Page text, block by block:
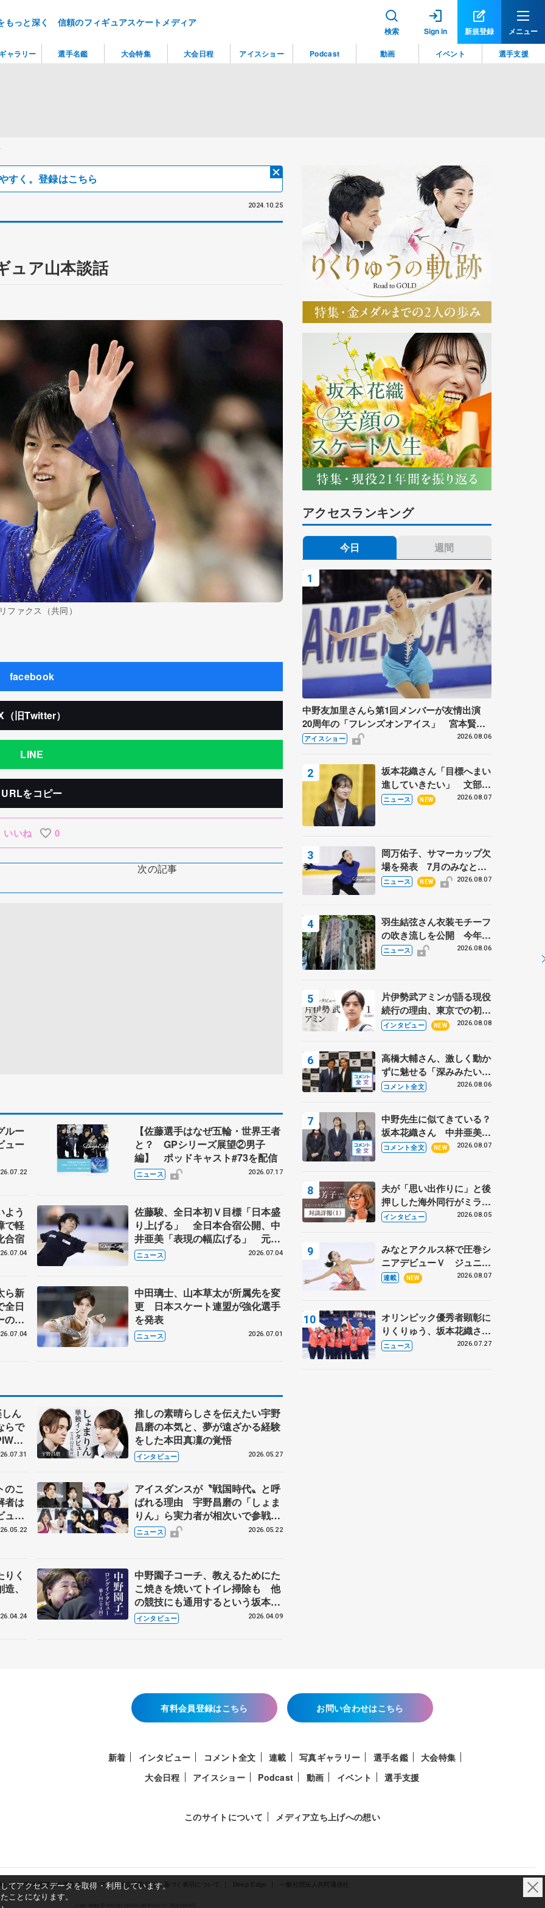
もっと深く 信頼のフィギュアスケートメディア
検索 Sign in 新規登録 メニュー
すく。登録はこちら
2024.10.25
ュア山本談話
ァクス（共同）
facebook
（旧Twitter）
LINE
URLをコピー
いいね 0
次の記事
ルー
ュー
【佐藤選手はなぜ五輪・世界王者
と？ GPシリーズ展望②男子
編】 ポッドキャスト#73を配信
ニュース 2026.07.17
よう
で軽
合宿
佐藤駿、全日本初Ｖ目標「日本盛
り上げる」 全日本合宿公開、中
井亜美「表現の幅広げる」 元世
界王者のフェルナンデスさんが講
師
ニュース 2026.07.04
ら新
全日
の島
中田璃士、山本草太が所属先を変
更 日本スケート連盟が強化選手
を発表
ニュース 2026.07.01
ん
らで
前
推しの素晴らしさを伝えたい宇野
昌磨の本気と、夢が遠ざかる経験
をした本田真凜の覚悟
インタビュー 2026.05.27
のこ
者は
ュー
人、
アイスダンスが〝戦国時代〟と呼
ばれる理由 宇野昌磨の「しょま
りん」ら実力者が相次いで参戦
国内の競争激化
ニュース 2026.05.22
く
、
中野園子コーチ、教えるためにた
こ焼きを焼いてトイレ掃除も 他
の競技にも通用するという坂本花
織の筋肉
インタビュー 2026.04.09
アクセスランキング
今日 週間
中野友加里さんら第1回メンバーが友情出演
20周年の「フレンズオンアイス」 宮本賢二
さん、有川梨絵さん、田村岳斗さんも
アイスショー 2026.08.06
坂本花織さん「目標へまい
進していきたい」 文部科
学省スポーツ表彰式で代表
ニュース NEW 2026.08.07
岡万佑子、サマーカップ欠
場を発表 7月のみなとア
クルス杯は腰痛の影響で
ニュース NEW 2026.08.07
羽生結弦さん衣装モチーフ
の吹き流しを公開 今年は
「春よ、来い」、仙台の瑞
ニュース 2026.08.06
片伊勢武アミンが語る現役
続行の理由、東京での初め
ての一人暮らし 注目スケ
インタビュー NEW 2026.08.08
高橋大輔さん、激しく動か
ずに魅せる「深みみたいな
ものは出てきている？」
ド野村忠宏さんと和気あい
あい
コメント全文 2026.08.06
中野先生に似てきている？
坂本花織さん 中井亜美は
クリケットのサマーキャン
部科学省スポーツ表彰
式】
コメント全文 NEW 2026.08.07
夫が「思い出作りに」と後
押しした海外同行がミラノ
まで… 繁華街のリンクで
に 小林芳子さんが振り返
るスケート人生
インタビュー 2026.08.05
みなとアクルス杯で圧巻シ
ニアデビューＶ ジュニア
で４シーズン無敗の島田麻
連載 NEW 2026.08.07
オリンピック優秀者顕彰に
りくりゅう、坂本花織さ
ん、団体メンバーら 8月
ニュース 2026.07.27
有料会員登録はこちら お問い合わせはこちら
新着 インタビュー コメント全文 連載 写真ギャラリー 選手名鑑
大会特集
大会日程
アイスショー Podcast 動画 イベント 選手支援
このサイトについて メディア立ち上げへの想い
利用者情報の外部送信について 特定商取引法に基づく表示について
ャラリー 選手名鑑 大会特集 大会日程 アイスショー Podcast 動画 イベント 選手支援
アクセスデータを取得・利用しています。
ことになります。